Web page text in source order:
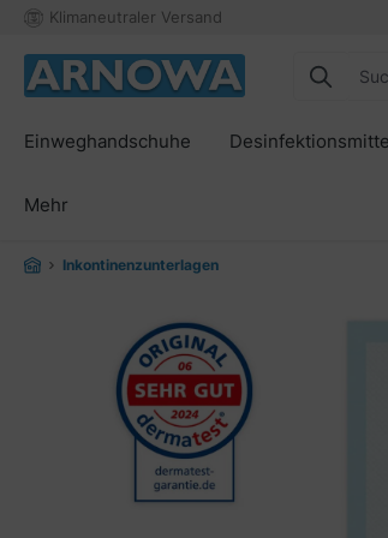
Zur Hauptnavigation springen
Klimaneutraler Versand
Einweghandschuhe
Mehr
Inkontinenzunterlagen